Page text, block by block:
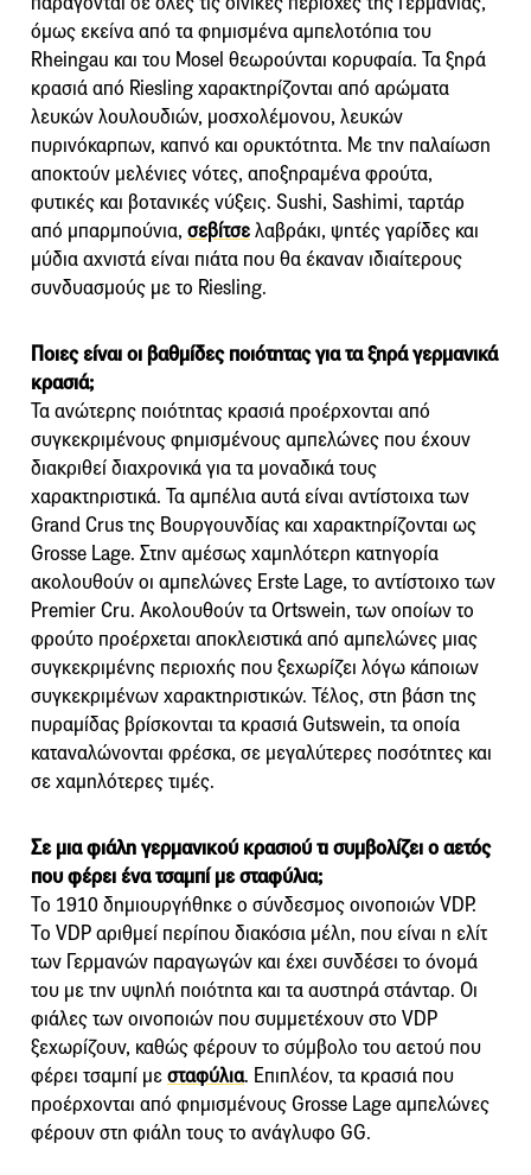
όμως εκείνα από τα φημισμένα αμπελοτόπια του
Rheingau και του Mosel θεωρούνται κορυφαία. Τα ξηρά
κρασιά από Riesling χαρακτηρίζονται από αρώματα
λευκών λουλουδιών, μοσχολέμονου, λευκών
πυρινόκαρπων, καπνό και ορυκτότητα. Με την παλαίωση
αποκτούν μελένιες νότες, αποξηραμένα φρούτα,
φυτικές και βοτανικές νύξεις. Sushi, Sashimi, ταρτάρ
από μπαρμπούνια, σεβίτσελαβράκι, ψητές γαρίδες και
μύδια αχνιστά είναι πιάτα που θα έκαναν ιδιαίτερους
συνδυασμούς με το Riesling.
Ποιες είναι οι βαθμίδες ποιότητας για τα ξηρά γερμανικά
κρασιά;
Τα ανώτερης ποιότητας κρασιά προέρχονται από
συγκεκριμένους φημισμένους αμπελώνες που έχουν
διακριθεί διαχρονικά για τα μοναδικά τους
χαρακτηριστικά. Τα αμπέλια αυτά είναι αντίστοιχα των
Grand Crus της Βουργουνδίας και χαρακτηρίζονται ως
Grosse Lage. Στην αμέσως χαμηλότερη κατηγορία
ακολουθούν οι αμπελώνες Erste Lage, το αντίστοιχο των
Premier Cru. Ακολουθούν τα Ortswein, των οποίων το
φρούτο προέρχεται αποκλειστικά από αμπελώνες μιας
συγκεκριμένης περιοχής που ξεχωρίζει λόγω κάποιων
συγκεκριμένων χαρακτηριστικών. Τέλος, στη βάση της
πυραμίδας βρίσκονται τα κρασιά Gutswein, τα οποία
καταναλώνονται φρέσκα, σε μεγαλύτερες ποσότητες και
σε χαμηλότερες τιμές.
Σε μια φιάλη γερμανικού κρασιού τι συμβολίζει ο αετός
που φέρει ένα τσαμπί με σταφύλια;
Το 1910 δημιουργήθηκε ο σύνδεσμος οινοποιών VDP.
Το VDP αριθμεί περίπου διακόσια μέλη, που είναι η ελίτ
των Γερμανών παραγωγών και έχει συνδέσει το όνομά
του με την υψηλή ποιότητα και τα αυστηρά στάνταρ. Οι
φιάλες των οινοποιών που συμμετέχουν στο VDP
ξεχωρίζουν, καθώς φέρουν το σύμβολο του αετού που
φέρει τσαμπί μεσταφύλια. Επιπλέον, τα κρασιά που
προέρχονται από φημισμένους Grosse Lage αμπελώνες
φέρουν στη φιάλη τους το ανάγλυφο GG.